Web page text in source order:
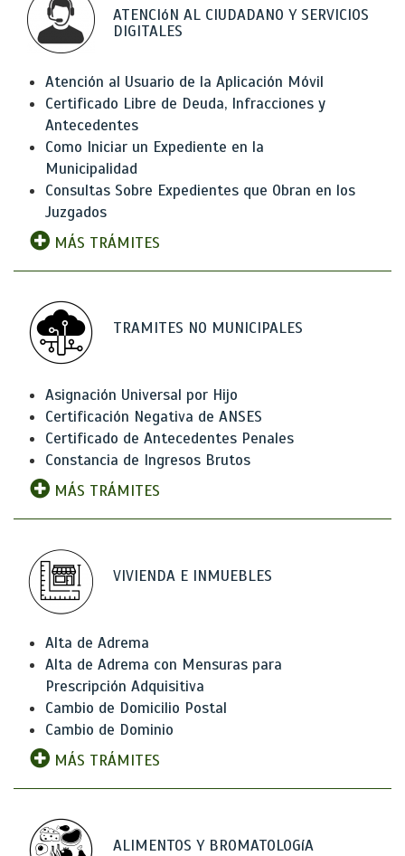
ATENCIóN AL CIUDADANO Y SERVICIOS
DIGITALES
Atención al Usuario de la Aplicación Móvil
Certificado Libre de Deuda, Infracciones y
Antecedentes
Como Iniciar un Expediente en la
Municipalidad
Consultas Sobre Expedientes que Obran en los
Juzgados
MÁS TRÁMITES
TRAMITES NO MUNICIPALES
Asignación Universal por Hijo
Certificación Negativa de ANSES
Certificado de Antecedentes Penales
Constancia de Ingresos Brutos
MÁS TRÁMITES
VIVIENDA E INMUEBLES
Alta de Adrema
Alta de Adrema con Mensuras para
Prescripción Adquisitiva
Cambio de Domicilio Postal
Cambio de Dominio
MÁS TRÁMITES
ALIMENTOS Y BROMATOLOGíA